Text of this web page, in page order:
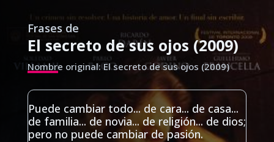
Frases de
El secreto de sus ojos (2009)
Nombre original: El secreto de sus ojos (2009)
Puede cambiar todo... de cara... de casa...
de familia... de novia... de religión... de dios;
pero no puede cambiar de pasión.